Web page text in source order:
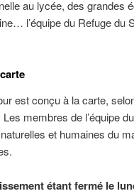
au lycée, des grandes
l’équipe du Refuge du
est conçu à la carte,
Les membres de l’équipe
et humaines du
étant fermé le